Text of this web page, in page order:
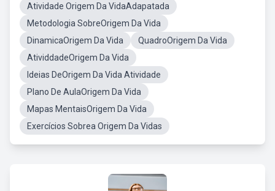
Atividade Origem Da VidaAdapatada
Metodologia SobreOrigem Da Vida
DinamicaOrigem Da Vida
QuadroOrigem Da Vida
AtividdadeOrigem Da Vida
Ideias DeOrigem Da Vida Atividade
Plano De AulaOrigem Da Vida
Mapas MentaisOrigem Da Vida
Exercícios Sobrea Origem Da Vidas